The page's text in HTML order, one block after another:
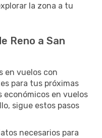
la zona a tu
Reno a San
en vuelos con
para tus próximas
económicos en vuelos
sigue estos pasos
necesarios para